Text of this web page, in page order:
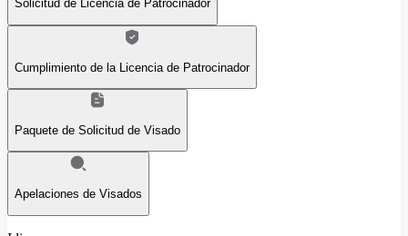
Solicitud de Licencia de Patrocinador
Cumplimiento de la Licencia de Patrocinador
Paquete de Solicitud de Visado
Apelaciones de Visados